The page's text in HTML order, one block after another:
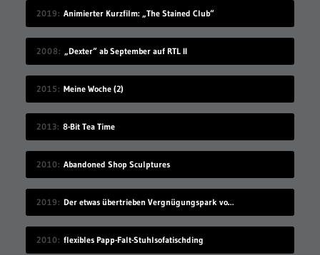
2019 Animierter Kurzfilm: „The Stained Club“
2008 „Dexter“ ab September auf RTL II
2015 Meine Woche (2)
2013 8-Bit Tea Time
2010 Abandoned Shop Sculptures
2019 Der etwas übertrieben Vergnügungspark von Black Sheep Films
2010 flexibles Papp-Falt-Stuhlsofatischding